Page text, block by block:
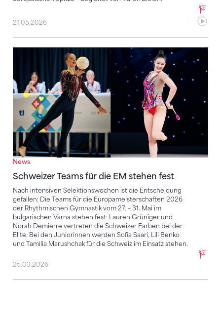
21.05.2026
News
Schweizer Teams für die EM stehen fest
Nach intensiven Selektionswochen ist die Entscheidung
gefallen: Die Teams für die Europameisterschaften 2026
der Rhythmischen Gymnastik vom 27. – 31. Mai im
bulgarischen Varna stehen fest: Lauren Grüniger und
Norah Demierre vertreten die Schweizer Farben bei der
Elite. Bei den Juniorinnen werden Sofia Saari, Lili Benko
und Tamilia Marushchak für die Schweiz im Einsatz stehen.
Schweizer Teams für die EM stehen fest
25.03.2026